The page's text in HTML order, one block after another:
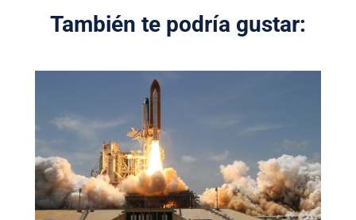
También te podría gustar: